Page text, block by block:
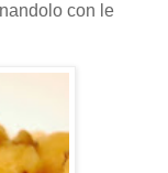
con le